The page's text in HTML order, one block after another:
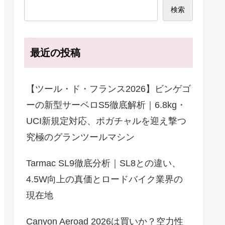
検索
最近の投稿
【ツール・ド・フランス2026】ビンゲゴ
ーの新型サーベロS5徹底解析｜6.8kg・
UCI新規定対応、ポガチャルを迎え撃つ
究極のグランツールマシン
Tarmac SL9徹底分析｜SL8との違い、
4.5W向上の真価とロードバイク業界の
現在地
Canyon Aeroad 2026は買いか？空力性